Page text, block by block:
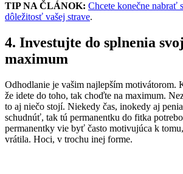
TIP NA ČLÁNOK: Chcete konečne nabrať
dôležitosť vašej strave.
4. Investujte do splnenia
maximum
Odhodlanie je vašim najlepším motivátorom.
že idete do toho, tak choďte na maximum.
to aj niečo stojí. Niekedy čas, inokedy aj
schudnúť, tak tú permanentku do fitka
permanentky vie byť často motivujúca k
vrátila. Hoci, v trochu inej forme.